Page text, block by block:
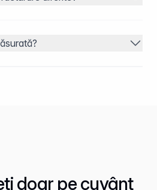
doar pe cuvânt